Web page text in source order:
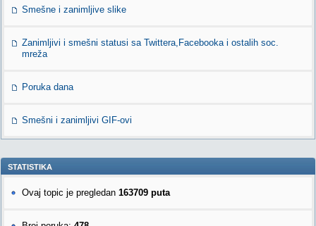
Smešne i zanimljive slike
Zanimljivi i smešni statusi sa Twittera,Facebooka i ostalih soc.
mreža
Poruka dana
Smešni i zanimljivi GIF-ovi
STATISTIKA
Ovaj topic je pregledan 163709 puta